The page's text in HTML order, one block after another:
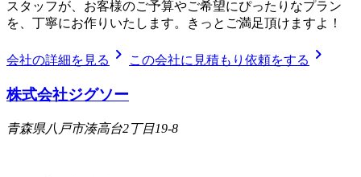
スタッフが、お客様のご予算やご希望にぴったりなプラン
を、丁寧にお作りいたします。きっとご満足頂けますよ！
会社の詳細を見る chevron_right この会社に見積もり依頼をする chevron_right
株式会社ジグソー
青森県八戸市湊高台2丁目19-8